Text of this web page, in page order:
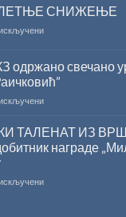
за
капиталних
на
српском
РАДОЈЧИЋ
ЖИЧКЕ
2026.
ГОДИНУ
СНИЖЕЊЕ
на
СНИЖЕЊЕ
одржано свечано
на
Сали
одржано
уручење
ТАЛЕНАТ ИЗ
награде
на